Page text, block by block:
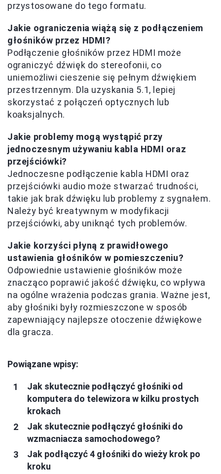
przystosowane do tego formatu.
Jakie ograniczenia wiążą się z podłączeniem
głośników przez HDMI?
Podłączenie głośników przez HDMI może
ograniczyć dźwięk do stereofonii, co
uniemożliwi cieszenie się pełnym dźwiękiem
przestrzennym. Dla uzyskania 5.1, lepiej
skorzystać z połączeń optycznych lub
koaksjalnych.
Jakie problemy mogą wystąpić przy
jednoczesnym używaniu kabla HDMI oraz
przejściówki?
Jednoczesne podłączenie kabla HDMI oraz
przejściówki audio może stwarzać trudności,
takie jak brak dźwięku lub problemy z sygnałem.
Należy być kreatywnym w modyfikacji
przejściówki, aby uniknąć tych problemów.
Jakie korzyści płyną z prawidłowego
ustawienia głośników w pomieszczeniu?
Odpowiednie ustawienie głośników może
znacząco poprawić jakość dźwięku, co wpływa
na ogólne wrażenia podczas grania. Ważne jest,
aby głośniki były rozmieszczone w sposób
zapewniający najlepsze otoczenie dźwiękowe
dla gracza.
Powiązane wpisy:
Jak skutecznie podłączyć głośniki od
komputera do telewizora w kilku prostych
krokach
Jak skutecznie podłączyć głośniki do
wzmacniacza samochodowego?
Jak podłączyć 4 głośniki do wieży krok po
kroku